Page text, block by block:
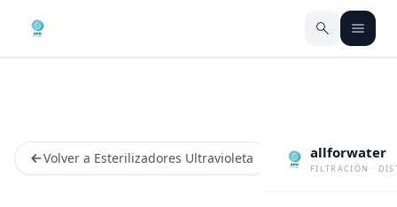
allforwater
FILTRACIÓN ·
Volver a Esterilizadores Ultravioleta